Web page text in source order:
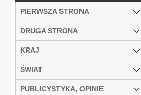
PIERWSZA STRONA
DRUGA STRONA
KRAJ
ŚWIAT
PUBLICYSTYKA, OPINIE